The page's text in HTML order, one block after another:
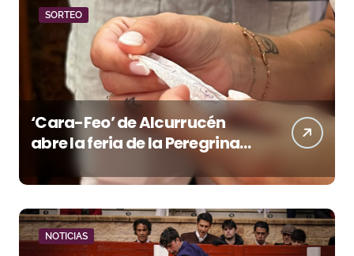
SORTEO
‘Cara-Feo’ de Alcurrucén
abre la feria de la Peregrina
NOTICIAS